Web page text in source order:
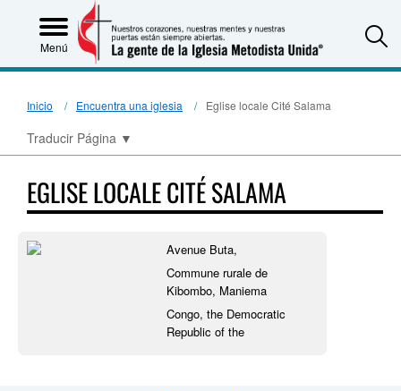
Menú
Inicio Encuentra una iglesia Eglise locale Cité Salama
Traducir Página ▼
EGLISE LOCALE CITÉ SALAMA
Avenue Buta,
Commune rurale de
Kibombo, Maniema
Congo, the Democratic
Republic of the